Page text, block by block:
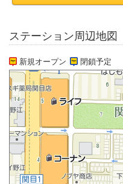
ステーション周辺地図
新規オープン 閉鎖予定